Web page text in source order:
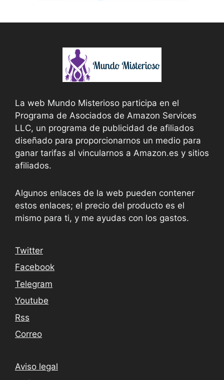
La web Mundo Misterioso participa en el
Programa de Asociados de Amazon Services
LLC, un programa de publicidad de afiliados
diseñado para proporcionarnos un medio para
ganar tarifas al vincularnos a Amazon.es y sitios
afiliados.
Algunos enlaces de la web pueden contener
estos enlaces; el precio del producto es el
mismo para ti, y me ayudas con los gastos.
Twitter
Facebook
Telegram
Youtube
Rss
Correo
Aviso legal